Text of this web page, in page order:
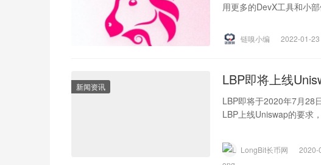
用更多的DevX工具和小
链嗅小编 2022-01-23
新闻资讯 LBP即将上线
LBP即将于2020年7月28
LBP上线Uniswap的要求
LongBit长币网 2020-